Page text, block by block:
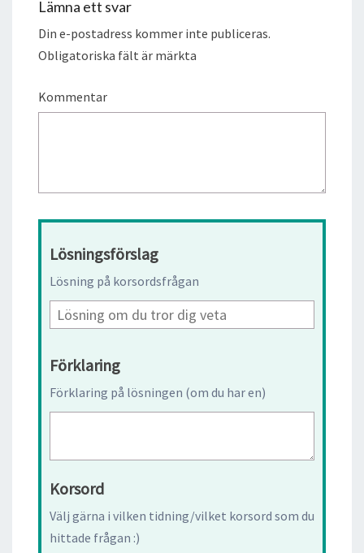
Lämna ett svar
Din e-postadress kommer inte publiceras.
Obligatoriska fält är märkta
Kommentar
Lösningsförslag
Lösning på korsordsfrågan
Förklaring
Förklaring på lösningen (om du har en)
Korsord
Välj gärna i vilken tidning/vilket korsord som du
hittade frågan :)